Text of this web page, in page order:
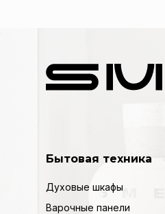
Бытовая техника
Духовые шкафы
Варочные панели